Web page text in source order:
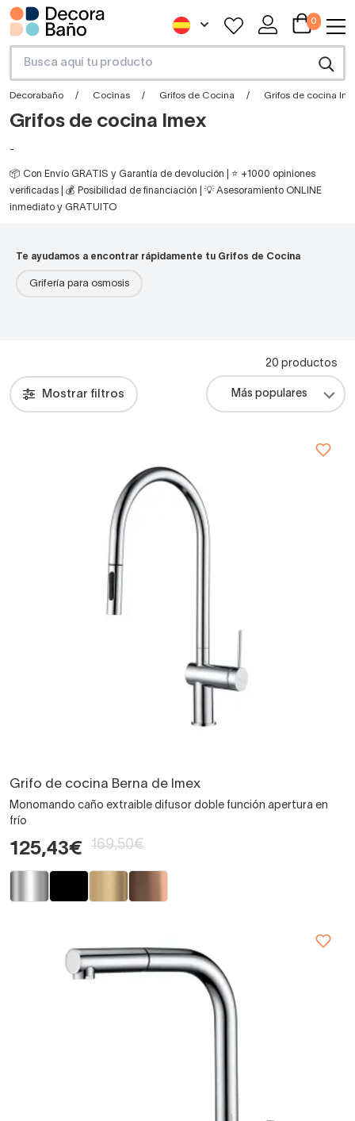
0
Decorabaño Cocinas Grifos de Cocina Grifos de cocina
Grifos de cocina Imex
-
📦 Con Envío GRATIS y Garantía de devolución | ⭐ +1000 opiniones
verificadas | 💰 Posibilidad de financiación | 💡 Asesoramiento ONLINE
inmediato y GRATUITO
Te ayudamos a encontrar rápidamente tu Grifos de Cocina
Grifería para osmosis
Mostrar filtros
20 productos
Grifo de cocina Berna de Imex
Monomando caño extraible difusor doble función apertura en
frío
125,43€ 169,50€